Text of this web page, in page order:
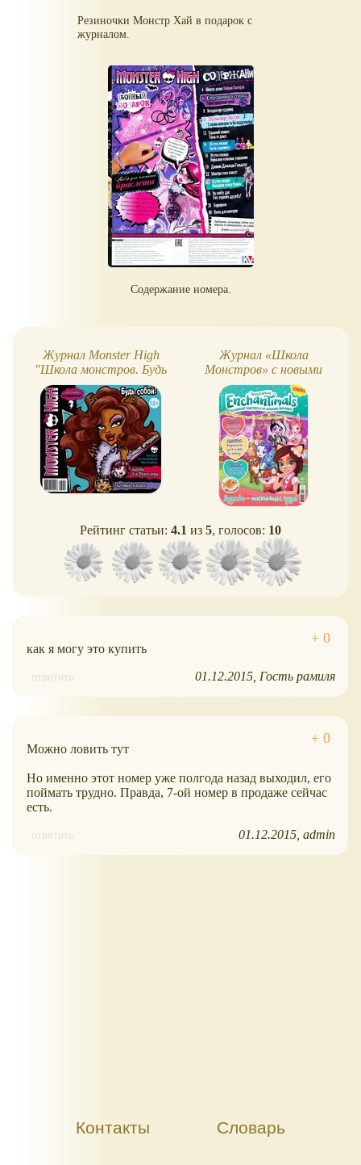
Резиночки Монстр Хай в подарок с
журналом.
Содержание номера.
Журнал Monster High
"Школа монстров. Будь
собой!"
Журнал «Школа
Монстров» с новыми
героями - Энчантималс!
Рейтинг статьи: 4.1 из 5, голосов: 10
как я могу это купить
ответить 01.12.2015 Гость рамиля
Можно ловить тут
Но именно этот номер уже полгода назад выходил, его
поймать трудно. Правда, 7-ой номер в продаже сейчас
есть.
ответить 01.12.2015 admin
Контакты Словарь